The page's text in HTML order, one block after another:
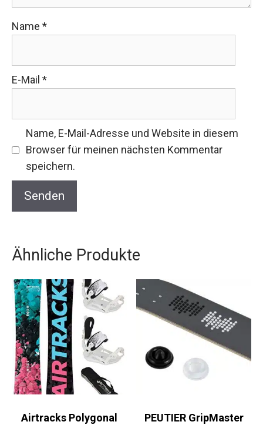
Name *
E-Mail *
Name, E-Mail-Adresse und Website in diesem
Browser für meinen nächsten Kommentar
speichern.
Ähnliche Produkte
Airtracks Polygonal
PEUTIER GripMaster